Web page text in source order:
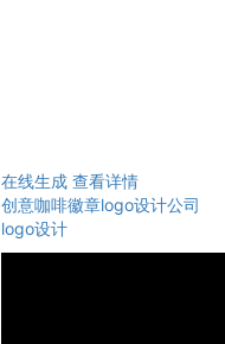
在线生成 查看详情
创意咖啡徽章logo设计公司
logo设计